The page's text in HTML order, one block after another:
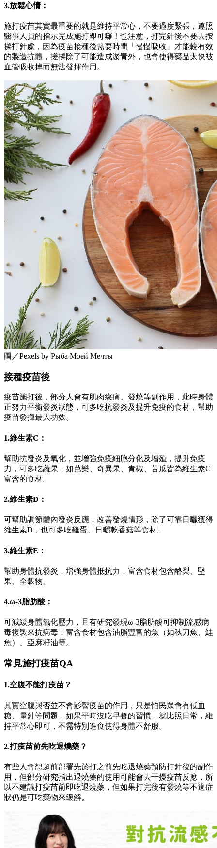
3.放鬆心情：
施打疫苗其實最重要的就是維持平常心，不要過度緊張，遵照
醫事人員的指示完成施打即可囉！也注意，打完針後不要去按
揉打針處，因為疫苗接種後需要時間「慢慢吸收」才能較有效
的製造抗體，搓揉除了可能造成淤青外，也會使得藥品太快被
血管吸收掉而無法發揮作用。
圖／Pexels by Рыба Моей Мечты
接種疫苗後
疫苗施打後，部分人會有肌肉痠痛、發燒等副作用，此時身體
正努力平衡發炎狀態，可多吃抗發炎及提升免疫的食材，幫助
疫苗發揮最大功效。
1.維生素C：
幫助抗發炎及氧化，並增強免疫細胞分化及增殖，提升免疫
力，可多吃蔬果，如芭樂、奇異果、青椒、苦瓜皆為維生素C
富含的食材。
2.維生素D：
可幫助調節體內發炎反應，改善發燒情形，除了可靠日曬獲得
維生素D，也可多吃雞蛋、日曬乾香菇等食材。
3.維生素E：
幫助身體抗發炎，增強身體抵抗力，富含食材包含酪梨、堅
果、全穀物。
4.ω-3脂肪酸：
可減緩身體氧化壓力，且有研究發現ω-3脂肪酸可抑制流感病
毒複製來抗病毒！富含食材包含油脂豐富的魚（如秋刀魚、鮭
魚）、亞麻籽油等。
常見施打疫苗QA
1.空腹不能打疫苗？
其實空腹與否並不會影響疫苗的作用，只是怕民眾會有低血
糖、暈針等問題，如果平時沒吃早餐的習慣，就比照日常，維
持平常心即可，不需特別進食使得身體不舒服。
2.打疫苗前先吃退燒藥？
有些人會想超前部署先於打之前先吃退燒藥預防打針後的副作
用，但部分研究指出退燒藥的使用可能會去干擾疫苗反應，所
以不建議打疫苗前即吃退燒藥，但如果打完後有發燒等不適症
狀仍是可吃藥物來緩解。